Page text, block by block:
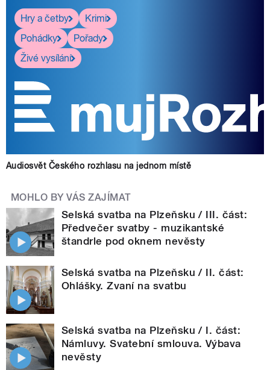
Hry a četby
Krimi
Pohádky
Pořady
Živé vysílání
Audiosvět Českého rozhlasu na jednom místě
MOHLO BY VÁS ZAJÍMAT
Selská svatba na Plzeňsku / III. část:
Předvečer svatby - muzikantské
štandrle pod oknem nevěsty
Selská svatba na Plzeňsku / II. část:
Ohlášky. Zvaní na svatbu
Selská svatba na Plzeňsku / I. část:
Námluvy. Svatební smlouva. Výbava
nevěsty